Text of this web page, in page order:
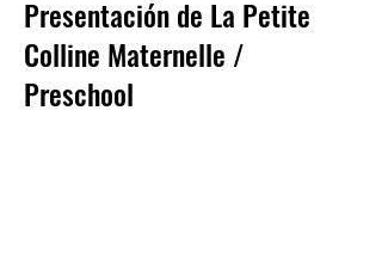
Presentación de La Petite
Colline Maternelle /
Preschool